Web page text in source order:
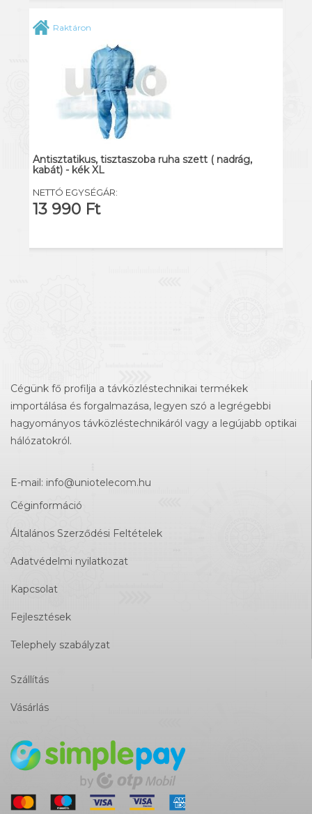
Raktáron
Antisztatikus, tisztaszoba ruha szett ( nadrág,
kabát) - kék XL
NETTÓ EGYSÉGÁR:
13 990 Ft
Cégünk fő profilja a távközléstechnikai termékek
importálása és forgalmazása, legyen szó a legrégebbi
hagyományos távközléstechnikáról vagy a legújabb optikai
hálózatokról.
E-mail: info@uniotelecom.hu
Céginformáció
Általános Szerződési Feltételek
Adatvédelmi nyilatkozat
Kapcsolat
Fejlesztések
Telephely szabályzat
Szállítás
Vásárlás